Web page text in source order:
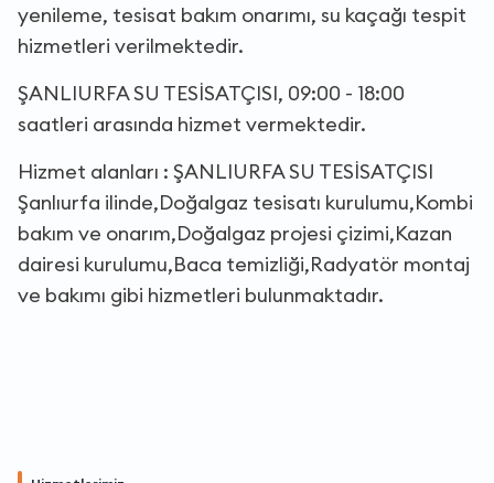
yenileme, tesisat bakım onarımı, su kaçağı tespit
hizmetleri verilmektedir.
ŞANLIURFA SU TESİSATÇISI, 09:00 - 18:00
saatleri arasında hizmet vermektedir.
Hizmet alanları : ŞANLIURFA SU TESİSATÇISI
Şanlıurfa ilinde,Doğalgaz tesisatı kurulumu,Kombi
bakım ve onarım,Doğalgaz projesi çizimi,Kazan
dairesi kurulumu,Baca temizliği,Radyatör montaj
ve bakımı gibi hizmetleri bulunmaktadır.